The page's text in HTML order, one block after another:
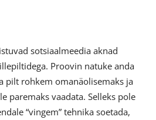
sotsiaalmeedia aknad
Proovin natuke anda
pilt rohkem omanäolisemaks ja
paremaks vaadata. Selleks pole
“vingem” tehnika soetada,